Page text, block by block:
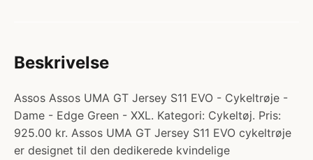
Beskrivelse
Assos Assos UMA GT Jersey S11 EVO - Cykeltrøje -
Dame - Edge Green - XXL. Kategori: Cykeltøj. Pris:
925.00 kr. Assos UMA GT Jersey S11 EVO cykeltrøje
er designet til den dedikerede kvindelige